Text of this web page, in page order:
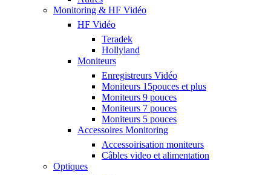
Monitoring & HF Vidéo
HF Vidéo
Teradek
Hollyland
Moniteurs
Enregistreurs Vidéo
Moniteurs 15pouces et plus
Moniteurs 9 pouces
Moniteurs 7 pouces
Moniteurs 5 pouces
Accessoires Monitoring
Accessoirisation moniteurs
Câbles video et alimentation
Optiques